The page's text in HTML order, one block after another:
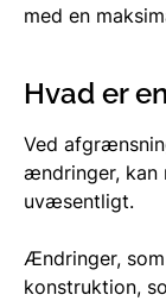
med en
Hvad er
Ved
ændringer, kan
uvæsentligt.
Ændringer,
konstruktion,